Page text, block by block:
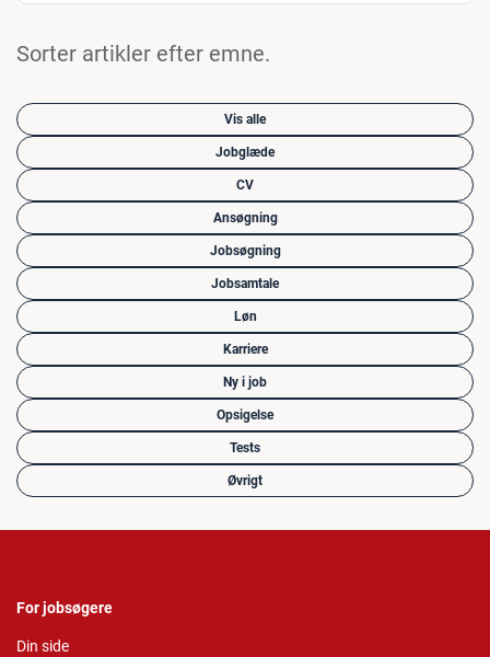
Sorter artikler efter emne.
Vis alle
Jobglæde
CV
Ansøgning
Jobsøgning
Jobsamtale
Løn
Karriere
Ny i job
Opsigelse
Tests
Øvrigt
For jobsøgere
Din side